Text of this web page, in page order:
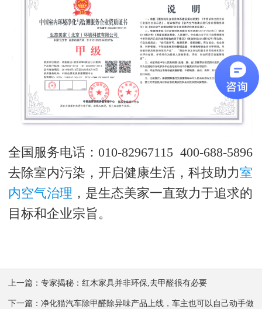
全国服务电话：010-82967115 400-688-5896
去除室内污染，开启健康生活，科技助力室
内空气治理 ，是生态美家一直致力于追求的
目标和企业宗旨。
上一篇： 专家揭秘：红木家具并非环保,去甲醛很有必要
下一篇： 净化猫汽车除甲醛除异味产品上线，车主也可以自己动手做